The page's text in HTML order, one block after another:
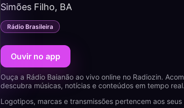
Simões Filho, BA
Rádio Brasileira
Ouvir no app
Ouça a Rádio Baianão ao vivo online no Radiozin.
descubra músicas, notícias e conteúdos em tempo real.
Logotipos, marcas e transmissões pertencem aos